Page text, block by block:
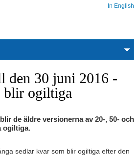
In English
den 30 juni 2016 -
blir ogiltiga
de äldre versionerna av 20-, 50- och
ogiltiga.
sedlar kvar som blir ogiltiga efter den